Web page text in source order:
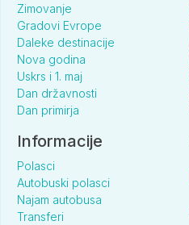
Zimovanje
Gradovi Evrope
Daleke destinacije
Nova godina
Uskrs i 1. maj
Dan državnosti
Dan primirja
Informacije
Polasci
Autobuski polasci
Najam autobusa
Transferi